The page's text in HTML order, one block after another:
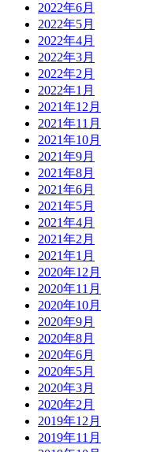
2022年6月
2022年5月
2022年4月
2022年3月
2022年2月
2022年1月
2021年12月
2021年11月
2021年10月
2021年9月
2021年8月
2021年6月
2021年5月
2021年4月
2021年2月
2021年1月
2020年12月
2020年11月
2020年10月
2020年9月
2020年8月
2020年6月
2020年5月
2020年3月
2020年2月
2019年12月
2019年11月